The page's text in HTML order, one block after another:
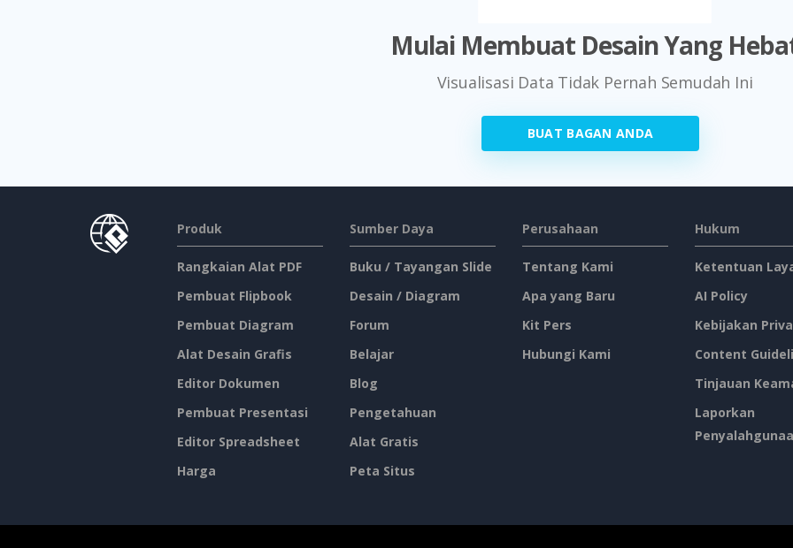
Mulai Membuat Desain Yang
Visualisasi Data Tidak Pernah Semudah Ini
BUAT BAGAN ANDA
Produk
Rangkaian Alat PDF
Pembuat Flipbook
Pembuat Diagram
Alat Desain Grafis
Editor Dokumen
Pembuat Presentasi
Editor Spreadsheet
Harga
Sumber Daya
Buku / Tayangan Slide
Desain / Diagram
Forum
Belajar
Blog
Pengetahuan
Alat Gratis
Peta Situs
Perusahaan
Tentang Kami
Apa yang Baru
Kit Pers
Hubungi Kami
Hukum
Ketentuan
AI Policy
Kebijakan
Content
Tinjauan
Laporkan